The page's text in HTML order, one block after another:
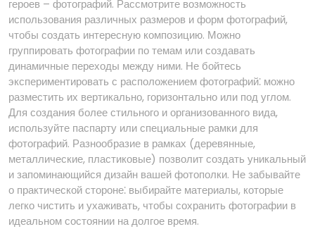
героев – фотографий. Рассмотрите возможность
использования различных размеров и форм фотографий,
чтобы создать интересную композицию. Можно
группировать фотографии по темам или создавать
динамичные переходы между ними. Не бойтесь
экспериментировать с расположением фотографий⁚ можно
разместить их вертикально, горизонтально или под углом.
Для создания более стильного и организованного вида,
используйте паспарту или специальные рамки для
фотографий. Разнообразие в рамках (деревянные,
металлические, пластиковые) позволит создать уникальный
и запоминающийся дизайн вашей фотополки. Не забывайте
о практической стороне⁚ выбирайте материалы, которые
легко чистить и ухаживать, чтобы сохранить фотографии в
идеальном состоянии на долгое время.